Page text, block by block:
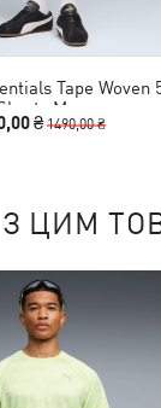
Tape Woven
Men
₴1490,00 ₴
З ЦИМ